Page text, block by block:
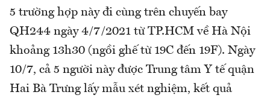
5 trường hợp này đi cùng trên chuyến bay
QH244 ngày 4/7/2021 từ TP.HCM về Hà Nội
khoảng 13h30 (ngồi ghế từ 19C đến 19F). Ngày
10/7, cả 5 người này được Trung tâm Y tế quận
Hai Bà Trưng lấy mẫu xét nghiệm, kết quả